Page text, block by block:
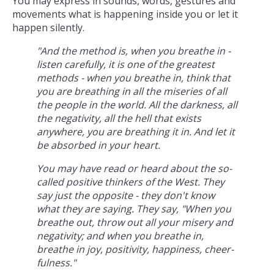
movements what is happening inside you or let it
happen silently.
"And the method is, when you breathe in -
listen carefully, it is one of the greatest
methods - when you breathe in, think that
you are breathing in all the miseries of all
the people in the world. All the darkness, all
the negativity, all the hell that exists
anywhere, you are breathing it in. And let it
be absorbed in your heart.
You may have read or heard about the so-
called positive thinkers of the West. They
say just the opposite - they don't know
what they are saying. They say, "When you
breathe out, throw out all your misery and
negativity; and when you breathe in,
breathe in joy, positivity, happiness, cheer-
fulness."